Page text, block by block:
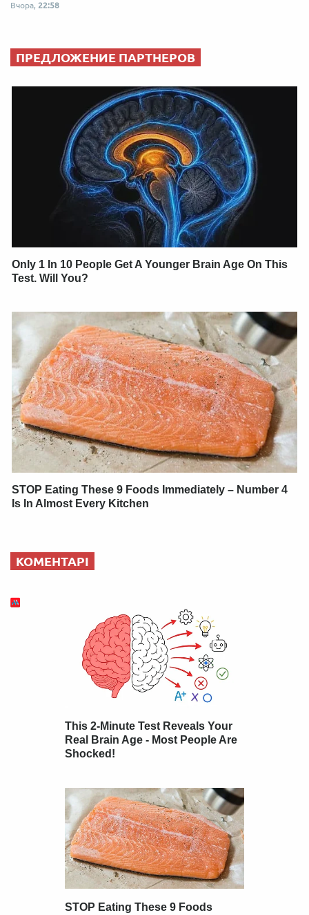
Вчора, 22:58
ПРЕДЛОЖЕНИЕ ПАРТНЕРОВ
Only 1 In 10 People Get A Younger Brain Age On This
Test. Will You?
STOP Eating These 9 Foods Immediately – Number 4
Is In Almost Every Kitchen
КОМЕНТАРІ